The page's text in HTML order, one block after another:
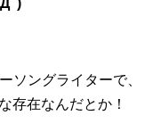
ソングライターで、
存在なんだとか！